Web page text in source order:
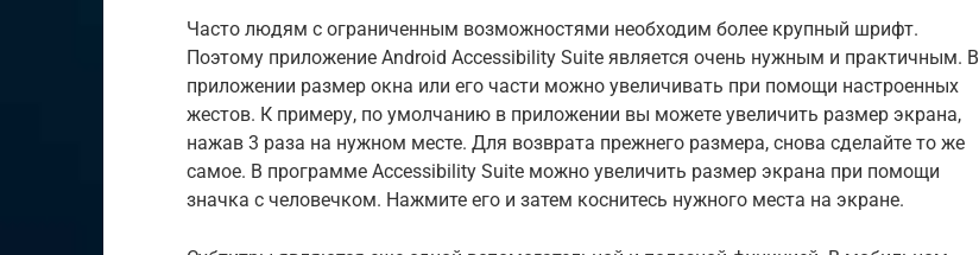
Часто людям с ограниченным возможностями необходим более крупный шрифт.
Поэтому приложение Android Accessibility Suite является очень нужным и практичным. В
приложении размер окна или его части можно увеличивать при помощи настроенных
жестов. К примеру, по умолчанию в приложении вы можете увеличить размер экрана,
нажав 3 раза на нужном месте. Для возврата прежнего размера, снова сделайте то же
самое. В программе Accessibility Suite можно увеличить размер экрана при помощи
значка с человечком. Нажмите его и затем коснитесь нужного места на экране.